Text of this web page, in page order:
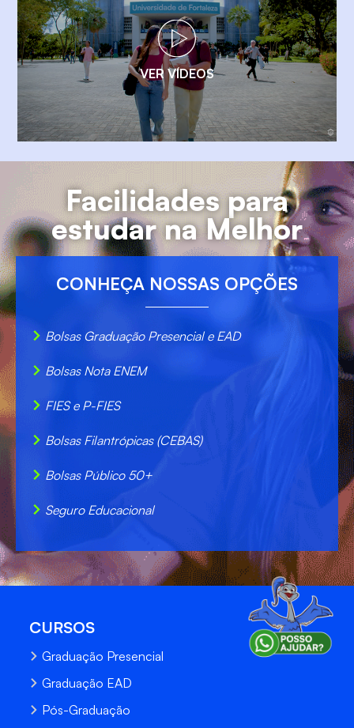
VER VÍDEOS
Facilidades para
estudar na Melhor
CONHEÇA NOSSAS OPÇÕES
Bolsas Graduação Presencial e EAD
Bolsas Nota ENEM
FIES e P-FIES
Bolsas Filantrópicas (CEBAS)
Bolsas Público 50+
Seguro Educacional
CURSOS
Graduação Presencial
Graduação EAD
Pós-Graduação